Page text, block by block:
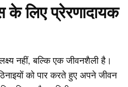
के लिए प्रेरणादायक
नहीं, बल्कि एक जीवनशैली है।
को पार करते हुए अपने जीवन